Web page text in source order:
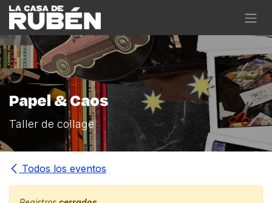
Ir al contenido
Papel & Caos
Taller de collage
Todos los eventos